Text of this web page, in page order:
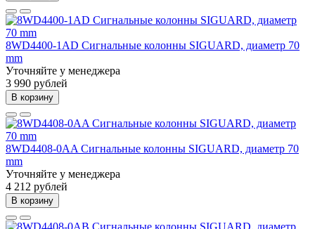
8WD4400-1AD Сигнальные колонны SIGUARD, диаметр 70
mm
Уточняйте у менеджера
3 990 рублей
В корзину
8WD4408-0AA Сигнальные колонны SIGUARD, диаметр 70
mm
Уточняйте у менеджера
4 212 рублей
В корзину